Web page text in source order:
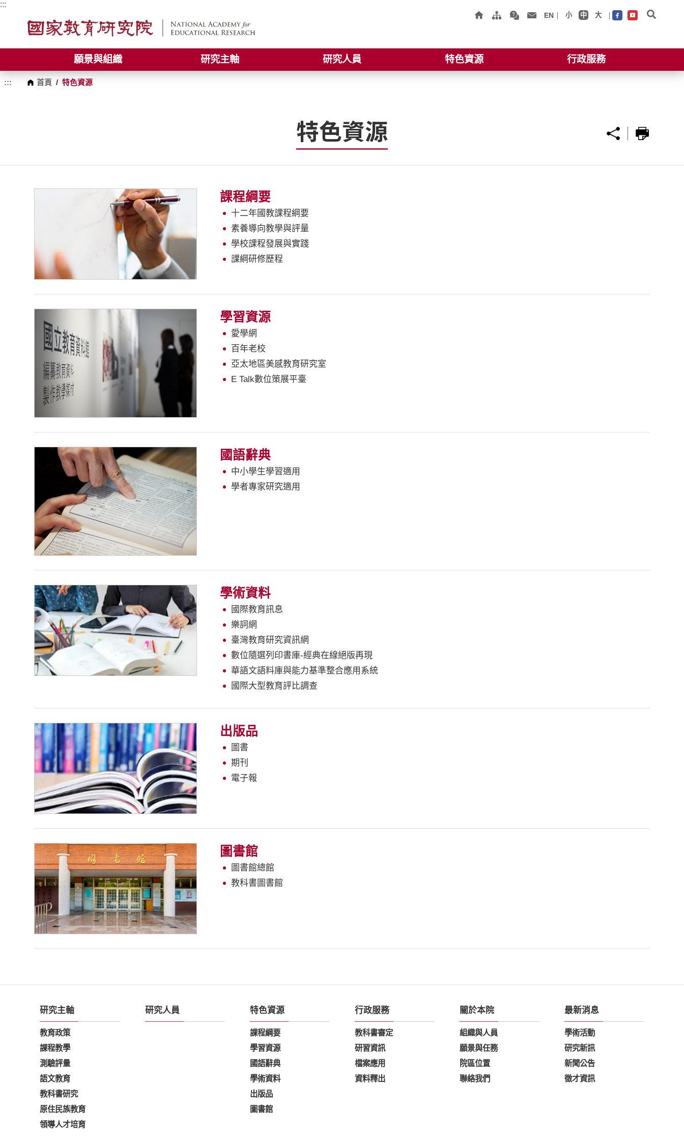
跳
容
:::
EN 小 中 大
願景與組織 研究主軸 研究人員 特色資源 行政服務
::: 首頁 / 特色資源
特色資源
課程綱要
十二年國教課程綱要
素養導向教學與評量
學校課程發展與實踐
課綱研修歷程
學習資源
愛學網
百年老校
亞太地區美感教育研究室
E Talk數位策展平臺
國語辭典
中小學生學習適用
學者專家研究適用
學術資料
國際教育訊息
樂詞網
臺灣教育研究資訊網
數位隨選列印書庫-經典在線絕版再現
華語文語料庫與能力基準整合應用系統
國際大型教育評比調查
出版品
圖書
期刊
電子報
圖書館
圖書館總館
教科書圖書館
研究主軸
教育政策
課程教學
測驗評量
語文教育
教科書研究
原住民族教育
領導人才培育
研究人員 特色資源
課程綱要
學習資源
國語辭典
學術資料
出版品
圖書館
行政服務
教科書審定
研習資訊
檔案應用
資料釋出
關於本院
組織與人員
願景與任務
院區位置
聯絡我們
最新消息
學術活動
研究新訊
新聞公告
徵才資訊